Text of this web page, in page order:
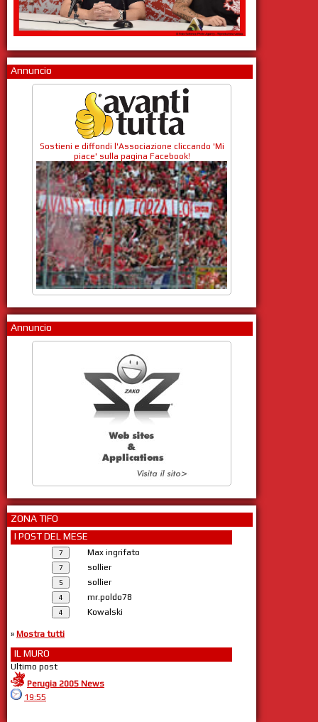
Annuncio
Sostieni e diffondi l'Associazione cliccando 'Mi
piace' sulla pagina Facebook!
Annuncio
ZONA TIFO
I POST DEL MESE
Max ingrifato
sollier
sollier
mr.poldo78
Kowalski
» Mostra tutti
IL MURO
Ultimo post
Perugia 2005 News
19:55